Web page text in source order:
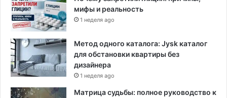
мифы и реальность
1 неделя ago
Метод одного каталога: Jysk каталог
для обстановки квартиры без
дизайнера
1 неделя ago
Матрица судьбы: полное руководство к